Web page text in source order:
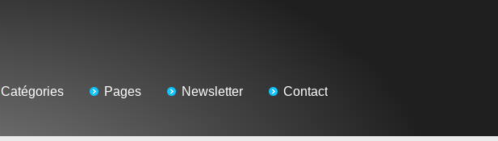
Catégories Pages Newsletter Contact